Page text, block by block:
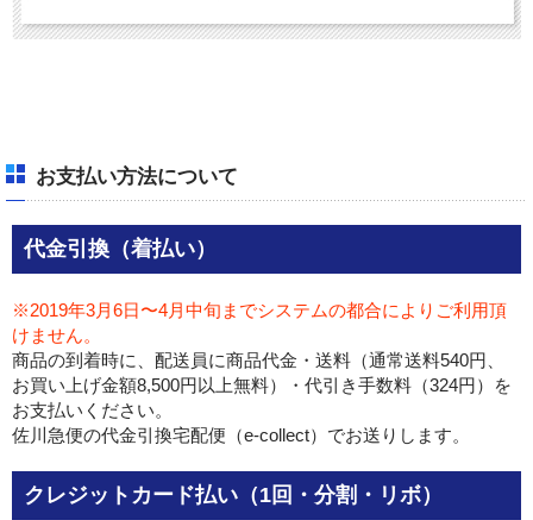
お支払い方法について
代金引換（着払い）
※2019年3月6日〜4月中旬までシステムの都合によりご利用頂
けません。
商品の到着時に、配送員に商品代金・送料（通常送料540円、
お買い上げ金額8,500円以上無料）・代引き手数料（324円）を
お支払いください。
佐川急便の代金引換宅配便（e-collect）でお送りします。
クレジットカード払い（1回・分割・リボ）